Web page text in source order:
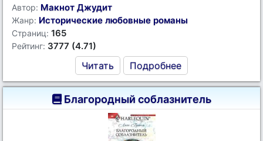
Автор: Макнот Джудит
Жанр: Исторические любовные романы
Страниц: 165
Рейтинг: 3777 (4.71)
Читать Подробнее
Благородный соблазнитель